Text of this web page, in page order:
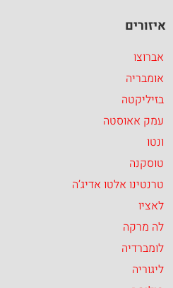
איזורים
אברוצו
אומבריה
בזיליקטה
עמק אאוסטה
ונטו
טוסקנה
טרנטינו אלטו אדיג’ה
לאציו
לה מרקה
לומברדיה
ליגוריה